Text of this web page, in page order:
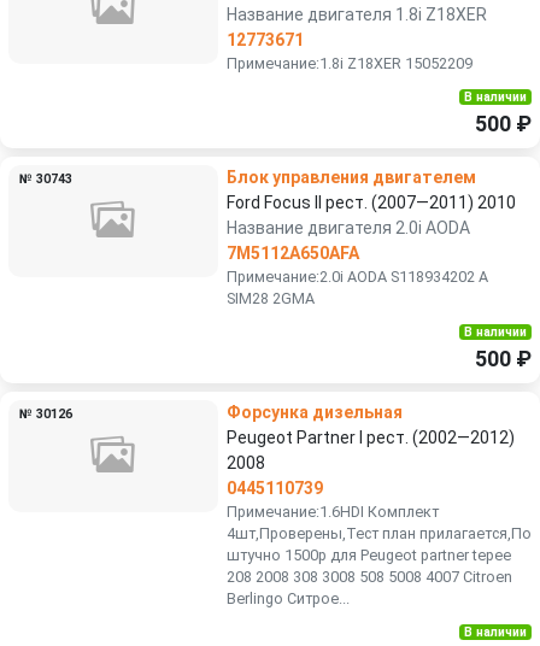
Название двигателя 1.8i Z18XER
12773671
Примечание:1.8i Z18XER 15052209
В наличии
500 ₽
№ 30743
Блок управления двигателем
Ford Focus II рест. (2007—2011) 2010
Название двигателя 2.0i AODA
7M5112A650AFA
Примечание:2.0i AODA S118934202 A
SIM28 2GMA
В наличии
500 ₽
№ 30126
Форсунка дизельная
Peugeot Partner I рест. (2002—2012)
2008
0445110739
Примечание:1.6HDI Комплект
4шт,Проверены,Тест план прилагается,По
штучно 1500р для Peugeot partner tepee
208 2008 308 3008 508 5008 4007 Citroen
Berlingo Ситрое...
В наличии